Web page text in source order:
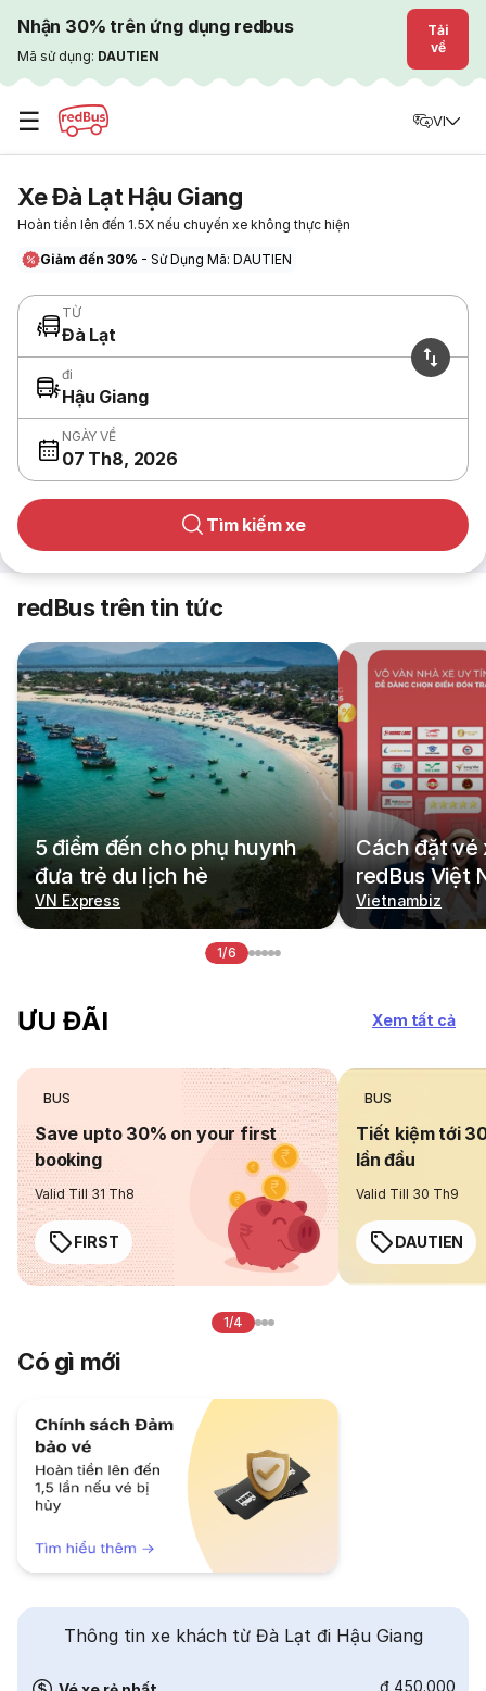
Nhận 30% trên ứng dụng redbus
Mã sử dụng: DAUTIEN
Tải
về
☰ VI
Xe Đà Lạt Hậu Giang
Hoàn tiền lên đến 1.5X nếu chuyến xe không thực hiện
Giảm đến 30% - Sử Dụng Mã: DAUTIEN
TỪ
Đà Lạt
đi
Hậu Giang
NGÀY VỀ
07 Th8, 2026
Tìm kiếm xe
redBus trên tin tức
5 điểm đến cho phụ huynh
đưa trẻ du lịch hè
VN Express
Cách đặt vé
redBus Việt
Vietnambiz
1/6
ƯU ĐÃI Xem tất cả
BUS
Save upto 30% on your first
booking
Valid Till 31 Th8
FIRST
BUS
Tiết kiệm tới
lần đầu
Valid Till 30 Th9
DAUTIEN
1/4
Có gì mới
Thông tin xe khách từ Đà Lạt đi Hậu Giang
₫ 450.000